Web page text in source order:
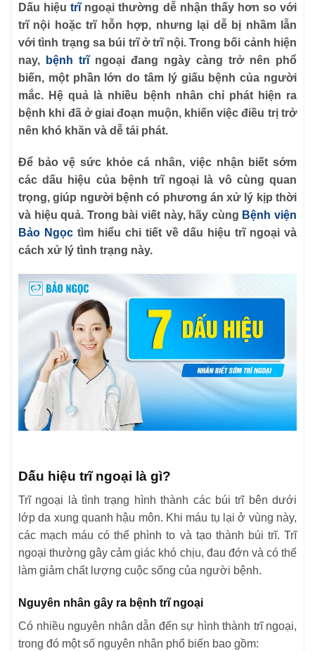
Dấu hiệutrĩngoại thường dễ nhận thấy hơn so với
trĩ nội hoặc trĩ hỗn hợp, nhưng lại dễ bị nhầm lẫn
với tình trạng sa búi trĩ ở trĩ nội. Trong bối cảnh hiện
nay,
bệnh trĩngoại đang ngày càng trở nên phổ
biến, một phần lớn do tâm lý giấu bệnh của người
mắc. Hệ quả là nhiều bệnh nhân chỉ phát hiện ra
bệnh khi đã ở giai đoạn muộn, khiến việc điều trị trở
nên khó khăn và dễ tái phát.
Để bảo vệ sức khỏe cá nhân, việc nhận biết sớm
các dấu hiệu của bệnh trĩ ngoại là vô cùng quan
trọng, giúp người bệnh có phương án xử lý kịp thời
và hiệu quả. Trong bài viết này, hãy cùng Bệnh viện
Bảo Ngọc tìm hiểu chi tiết về dấu hiệu trĩ ngoại và
cách xử lý tình trạng này.
Dấu hiệu trĩ ngoại là gì?
Trĩ ngoại là tình trạng hình thành các búi trĩ bên dưới
lớp da xung quanh hậu môn. Khi máu tụ lại ở vùng này,
các mạch máu có thể phình to và tạo thành búi trĩ. Trĩ
ngoại thường gây cảm giác khó chịu, đau đớn và có thể
làm giảm chất lượng cuộc sống của người bệnh.
Nguyên nhân gây ra bệnh trĩ ngoại
Có nhiều nguyên nhân dẫn đến sự hình thành trĩ ngoại,
trong đó một số nguyên nhân phổ biến bao gồm: